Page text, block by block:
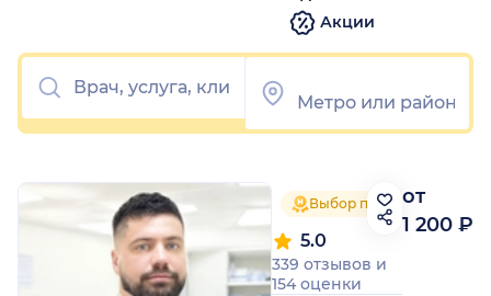
Акции
Выбор пациентов 2025
5.0
339 отзывов и
154 оценки
от
1 200 ₽